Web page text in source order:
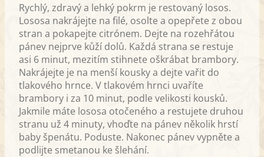
Rychlý, zdravý a lehký pokrm je restovaný losos.
Lososa nakrájejte na filé, osolte a opepřete z obou
stran a pokapejte citrónem. Dejte na rozehřátou
pánev nejprve kůží dolů. Každá strana se restuje
asi 6 minut, mezitím stihnete oškrábat brambory.
Nakrájejte je na menší kousky a dejte vařit do
tlakového hrnce. V tlakovém hrnci uvaříte
brambory i za 10 minut, podle velikosti kousků.
Jakmile máte lososa otočeného a restujete druhou
stranu už 4 minuty, vhoďte na pánev několik hrstí
baby špenátu. Poduste. Nakonec pánev vypněte a
podlijte smetanou ke šlehání.